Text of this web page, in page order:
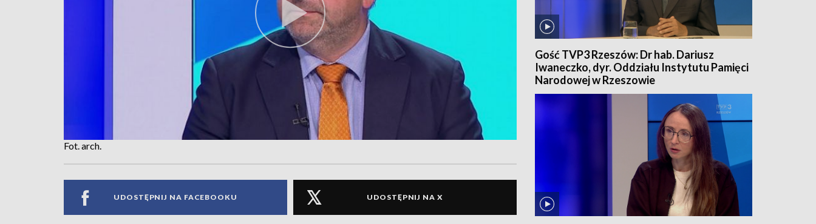
Fot. arch.
UDOSTĘPNIJ NA FACEBOOKU UDOSTĘPNIJ NA X
Gość TVP3 Rzeszów: Dr hab. Dariusz
Iwaneczko, dyr. Oddziału Instytutu Pamięci
Narodowej w Rzeszowie